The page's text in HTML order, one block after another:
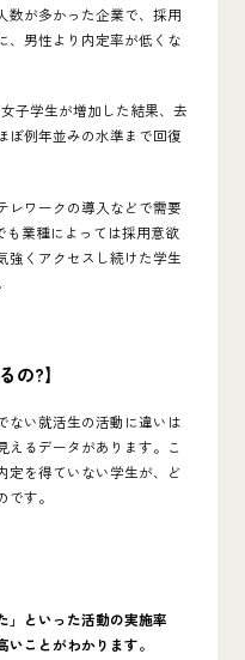
数が多かった企業で、採用
、男性より内定率が低くな
子学生が増加した結果、去
ぼ例年並みの水準まで回復
レワークの導入などで需要
も業種によっては採用意欲
強くアクセスし続けた学生
の?】
ない就活生の活動に違いは
えるデータがあります。こ
定を得ていない学生が、ど
す。
」といった活動の実施率
ことがわかります。